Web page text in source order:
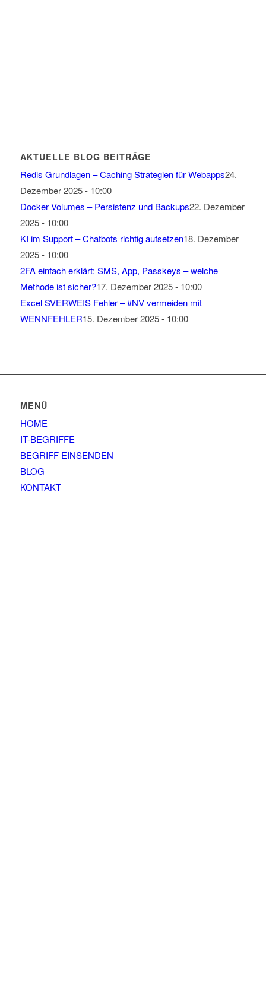
AKTUELLE BLOG BEITRÄGE
Redis Grundlagen – Caching Strategien für Webapps24.
Dezember 2025 - 10:00
Docker Volumes – Persistenz und Backups22. Dezember
2025 - 10:00
KI im Support – Chatbots richtig aufsetzen18. Dezember
2025 - 10:00
2FA einfach erklärt: SMS, App, Passkeys – welche
Methode ist sicher?17. Dezember 2025 - 10:00
Excel SVERWEIS Fehler – #NV vermeiden mit
WENNFEHLER15. Dezember 2025 - 10:00
MENÜ
HOME
IT-BEGRIFFE
BEGRIFF EINSENDEN
BLOG
KONTAKT